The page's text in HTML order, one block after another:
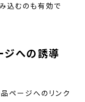
込むのも有効で
ジへの誘導
ページへのリンク